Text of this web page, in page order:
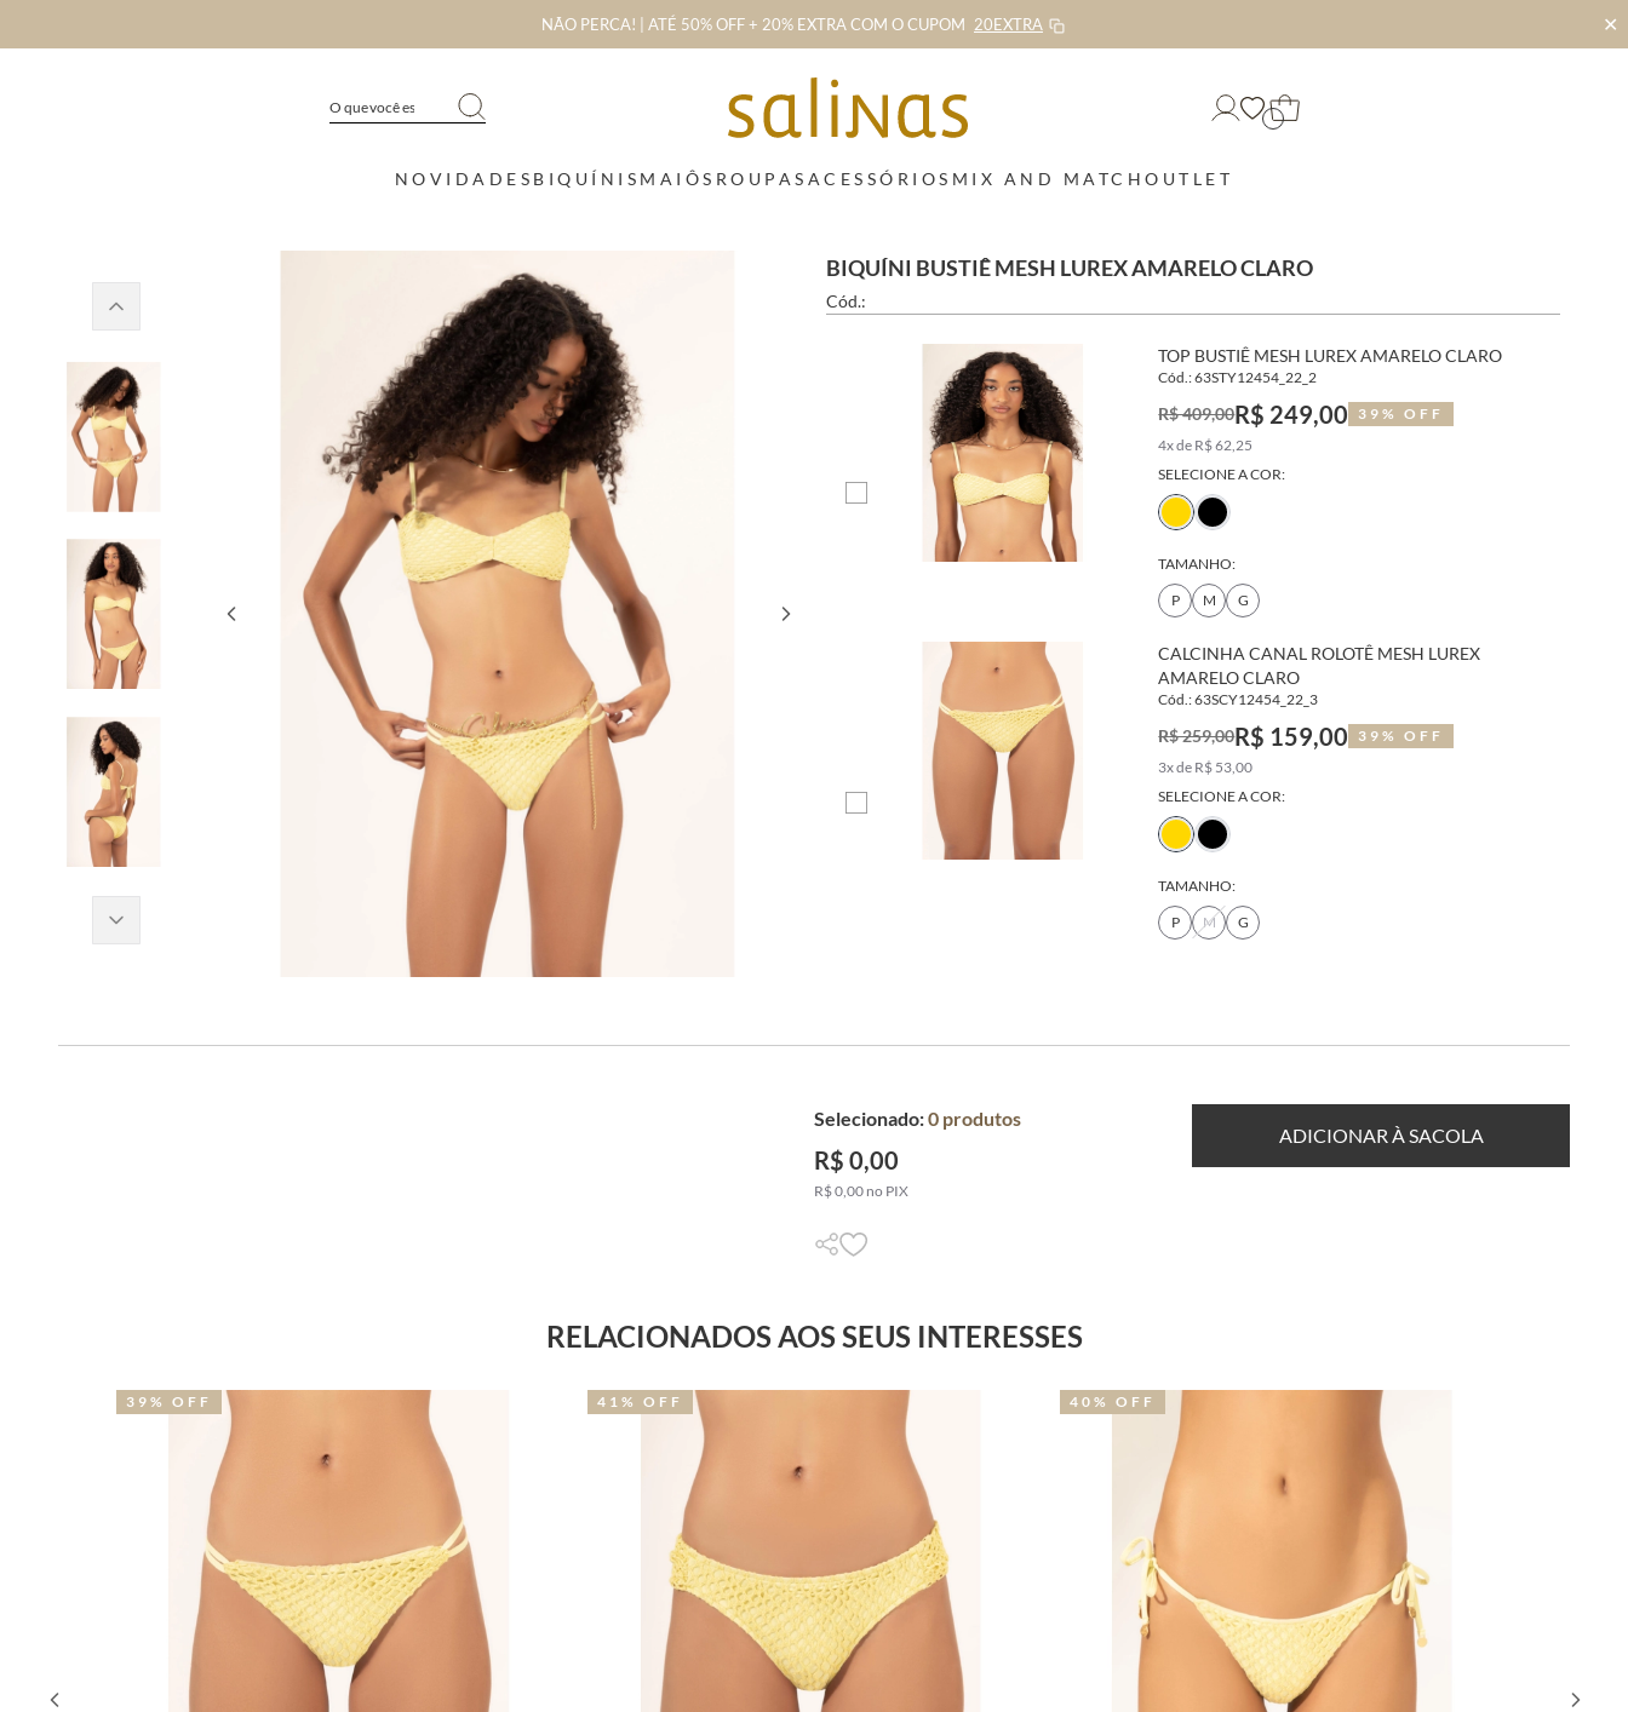
NÃO PERCA! | ATÉ 50% OFF + 20% EXTRA COM O CUPOM 20EXTRA ✕
NOVIDADES BIQUÍNIS MAIÔS ROUPAS ACESSÓRIOS MIX AND MATCHOUTLET
BIQUÍNI BUSTIÊ MESH LUREX AMARELO CLARO
Cód.:
TOP BUSTIÊ MESH LUREX AMARELO CLARO
Cód.: 63STY12454_22_2
R$ 409,00R$ 249,00
39% OFF
4x de R$ 62,25
SELECIONE A COR:
TAMANHO:
P
M G
CALCINHA CANAL ROLOTÊ MESH LUREX
AMARELO CLARO
Cód.: 63SCY12454_22_3
R$ 259,00R$ 159,00
39% OFF
3x de R$ 53,00
SELECIONE A COR:
TAMANHO:
P
M G
Selecionado:0 produtos
R$ 0,00
R$ 0,00 no PIX
ADICIONAR À SACOLA
RELACIONADOS AOS SEUS INTERESSES
39% OFF 41% OFF 40% OFF